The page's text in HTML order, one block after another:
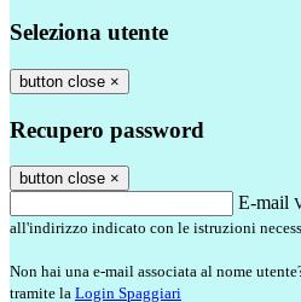
Seleziona utente
button close ×
Recupero password
button close ×
E-mail
all'indirizzo indicato con le istruzioni
Non hai una e-mail associata al nome
tramite la Login Spaggiari